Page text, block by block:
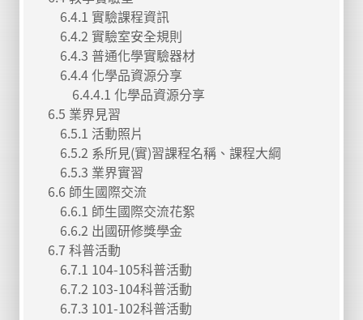
6.4.1 實驗課程資訊
6.4.2 實驗室安全規則
6.4.3 普通化學實驗器材
6.4.4 化學品資源分享
6.4.4.1 化學品資源分享
6.5 業界見習
6.5.1 活動照片
6.5.2 系所見(實)習課程名稱、課程大綱
6.5.3 業界實習
6.6 師生國際交流
6.6.1 師生國際交流花絮
6.6.2 出國研修獎學金
6.7 科普活動
6.7.1 104-105科普活動
6.7.2 103-104科普活動
6.7.3 101-102科普活動